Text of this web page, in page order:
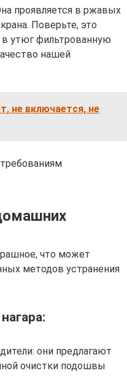
проявляется в ржавых
Поверьте, это
в утюг фильтрованную
нашей
не включается, не
что может
методов устранения
они предлагают
очистки подошвы